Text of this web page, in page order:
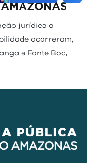
jurídica a
ocorreram,
e Fonte Boa,